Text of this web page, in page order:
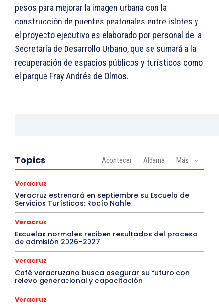
pesos para mejorar la imagen urbana con la
construcción de puentes peatonales entre islotes y
el proyecto ejecutivo es elaborado por personal de la
Secretaría de Desarrollo Urbano, que se sumará a la
recuperación de espacios públicos y turísticos como
el parque Fray Andrés de Olmos.
Topics Acontecer Aldama Más
Veracruz
Veracruz estrenará en septiembre su Escuela de
Servicios Turísticos: Rocío Nahle
Veracruz
Escuelas normales reciben resultados del proceso
de admisión 2026–2027
Veracruz
Café veracruzano busca asegurar su futuro con
relevo generacional y capacitación
Veracruz